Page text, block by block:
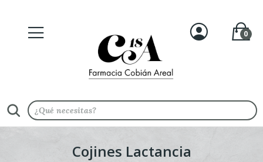
0
Cojines Lactancia